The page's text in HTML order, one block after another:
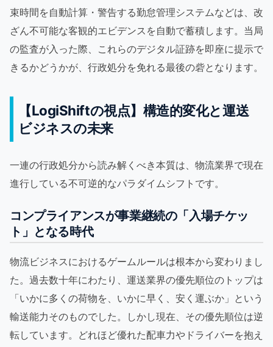
束時間を自動計算・警告する勤怠管理システムなどは、改
ざん不可能な客観的エビデンスを自動で蓄積します。当局
の監査が入った際、これらのデジタル証跡を即座に提示で
きるかどうかが、行政処分を免れる最後の砦となります。
【LogiShiftの視点】構造的変化と運送
ビジネスの未来
一連の行政処分から読み解くべき本質は、物流業界で現在
進行している不可逆的なパラダイムシフトです。
コンプライアンスが事業継続の「入場チケッ
ト」となる時代
物流ビジネスにおけるゲームルールは根本から変わりまし
た。過去数十年にわたり、運送業界の優先順位のトップは
「いかに多くの荷物を、いかに早く、安く運ぶか」という
輸送能力そのものでした。しかし現在、その優先順位は逆
転しています。どれほど優れた配車力やドライバーを抱え